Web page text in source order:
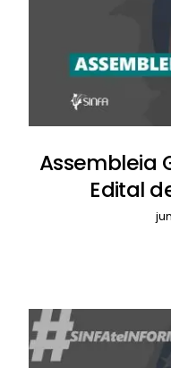
Assembleia
Edital